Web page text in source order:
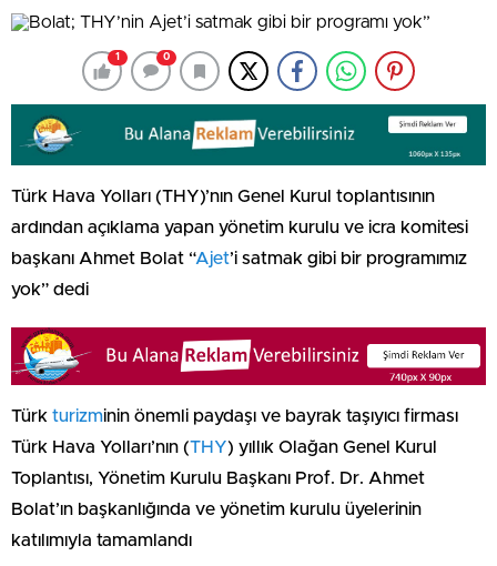
1 0
Türk Hava Yolları (THY)’nın Genel Kurul toplantısının
ardından açıklama yapan yönetim kurulu ve icra komitesi
başkanı Ahmet Bolat “Ajet’i satmak gibi bir programımız
yok” dedi
Türk turizminin önemli paydaşı ve bayrak taşıyıcı firması
Türk Hava Yolları’nın (THY) yıllık Olağan Genel Kurul
Toplantısı, Yönetim Kurulu Başkanı Prof. Dr. Ahmet
Bolat’ın başkanlığında ve yönetim kurulu üyelerinin
katılımıyla tamamlandı